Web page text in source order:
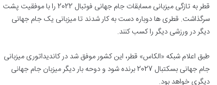
قطر به تازگی میزبانی مسابقات جام جهانی فوتبال 2022 را با موفقیت پشت
سرگذاشت. قطری ها دوباره دست به کار شدند تا میزبانی یک جام جهانی
دیگر در ورزشی دیگر را کسب کنند.
طبق اعلام شبکه «الکاس» قطر، این کشور موفق شد در کاندیداتوری میزبانی
جام جهانی بسکتبال 2027 برنده شود و دوحه بار دیگر میزبان جام جهانی
دیگری خواهد بود.